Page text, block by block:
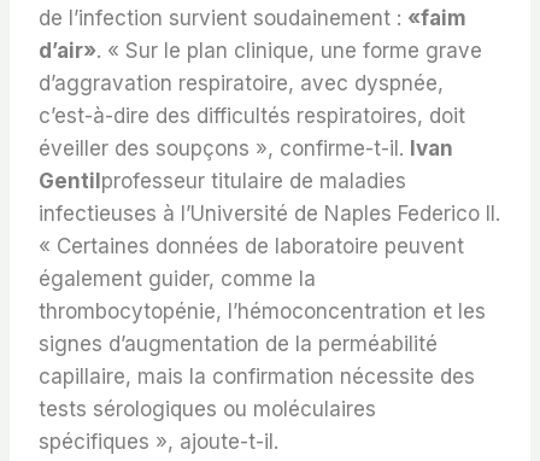
de l’infection survient soudainement : «faim
d’air». « Sur le plan clinique, une forme grave
d’aggravation respiratoire, avec dyspnée,
c’est-à-dire des difficultés respiratoires, doit
éveiller des soupçons », confirme-t-il. Ivan
Gentil professeur titulaire de maladies
infectieuses à l’Université de Naples Federico II.
« Certaines données de laboratoire peuvent
également guider, comme la
thrombocytopénie, l’hémoconcentration et les
signes d’augmentation de la perméabilité
capillaire, mais la confirmation nécessite des
tests sérologiques ou moléculaires
spécifiques », ajoute-t-il.